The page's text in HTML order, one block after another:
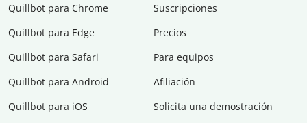
Quillbot para Chrome
Quillbot para Edge
Quillbot para Safari
Quillbot para Android
Quillbot para iOS
Suscripciones
Precios
Para equipos
Afiliación
Solicita una demostración